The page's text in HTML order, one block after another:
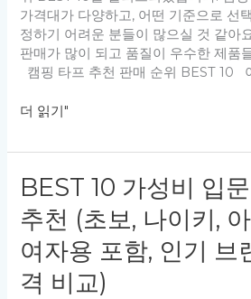
가격대가 다양하고, 어떤 기준으로 선
정하기 어려운 분들이 많으실 것 같아
판매가 많이 되고 품질이 우수한 제품
캠핑 타프 추천 판매 순위 BEST 10
BEST
캠
타
프
추
천
(브
랜
더 읽기"
BEST 10 가성비 입
추천 (초보, 나이키,
여자용 포함, 인기 브
격 비교)